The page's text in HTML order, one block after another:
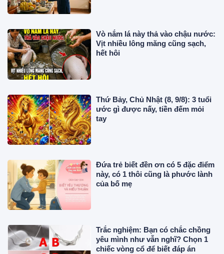
Vò nắm lá này thả vào chậu nước:
Vịt nhiều lông măng cũng sạch,
hết hôi
Thứ Bảy, Chủ Nhật (8, 9/8): 3 tuổi
ước gì được nấy, tiền đếm mỏi
tay
Đứa trẻ biết đền ơn có 5 đặc điểm
này, có 1 thôi cũng là phước lành
của bố mẹ
Trắc nghiệm: Bạn có chắc chồng
yêu mình như vẫn nghĩ? Chọn 1
chiếc vòng cổ để biết đáp án